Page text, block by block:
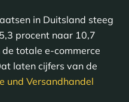
in Duitsland steeg
procent naar 10,7
totale e-commerce
laten cijfers van de
und Versandhandel